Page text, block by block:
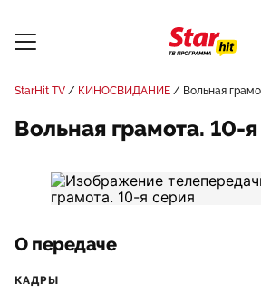
StarHit TV КИНОСВИДАНИЕ Вольная
Вольная грамота. 10-
О передаче
КАДРЫ